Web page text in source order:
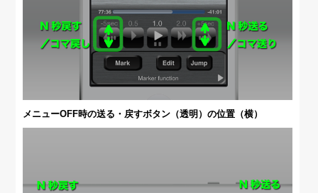
メニューOFF時の送る・戻すボタン（透明）の位置（横）